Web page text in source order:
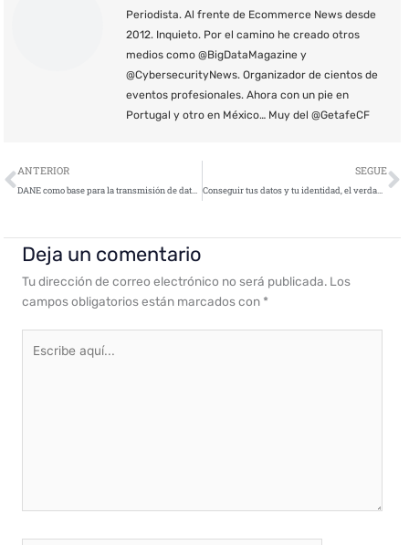
Periodista. Al frente de Ecommerce News desde
2012. Inquieto. Por el camino he creado otros
medios como @BigDataMagazine y
@CybersecurityNews. Organizador de cientos de
eventos profesionales. Ahora con un pie en
Portugal y otro en México… Muy del @GetafeCF
Ant
ANTERIOR
DANE como base para la transmisión de datos segura
SEGUE
Conseguir tus datos y tu identidad, el verdadero coste de algunas herramientas online gratuitas
Deja un comentario
Tu dirección de correo electrónico no será publicada. Los
campos obligatorios están marcados con *
aquí...